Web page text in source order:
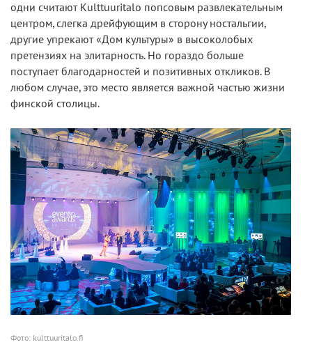
одни считают Kulttuuritalo попсовым развлекательным
центром, слегка дрейфующим в сторону ностальгии,
другие упрекают «Дом культуры» в высоколобых
претензиях на элитарность. Но гораздо больше
поступает благодарностей и позитивных откликов. В
любом случае, это место является важной частью жизни
финской столицы.
Фото: kulttuuritalo.fi